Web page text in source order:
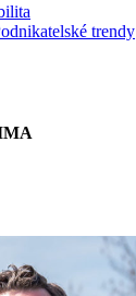
trendy